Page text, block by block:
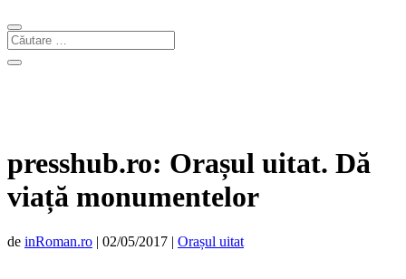
presshub.ro: Orașul uitat. Dă
viață monumentelor
de inRoman.ro | 02/05/2017 | Orașul uitat